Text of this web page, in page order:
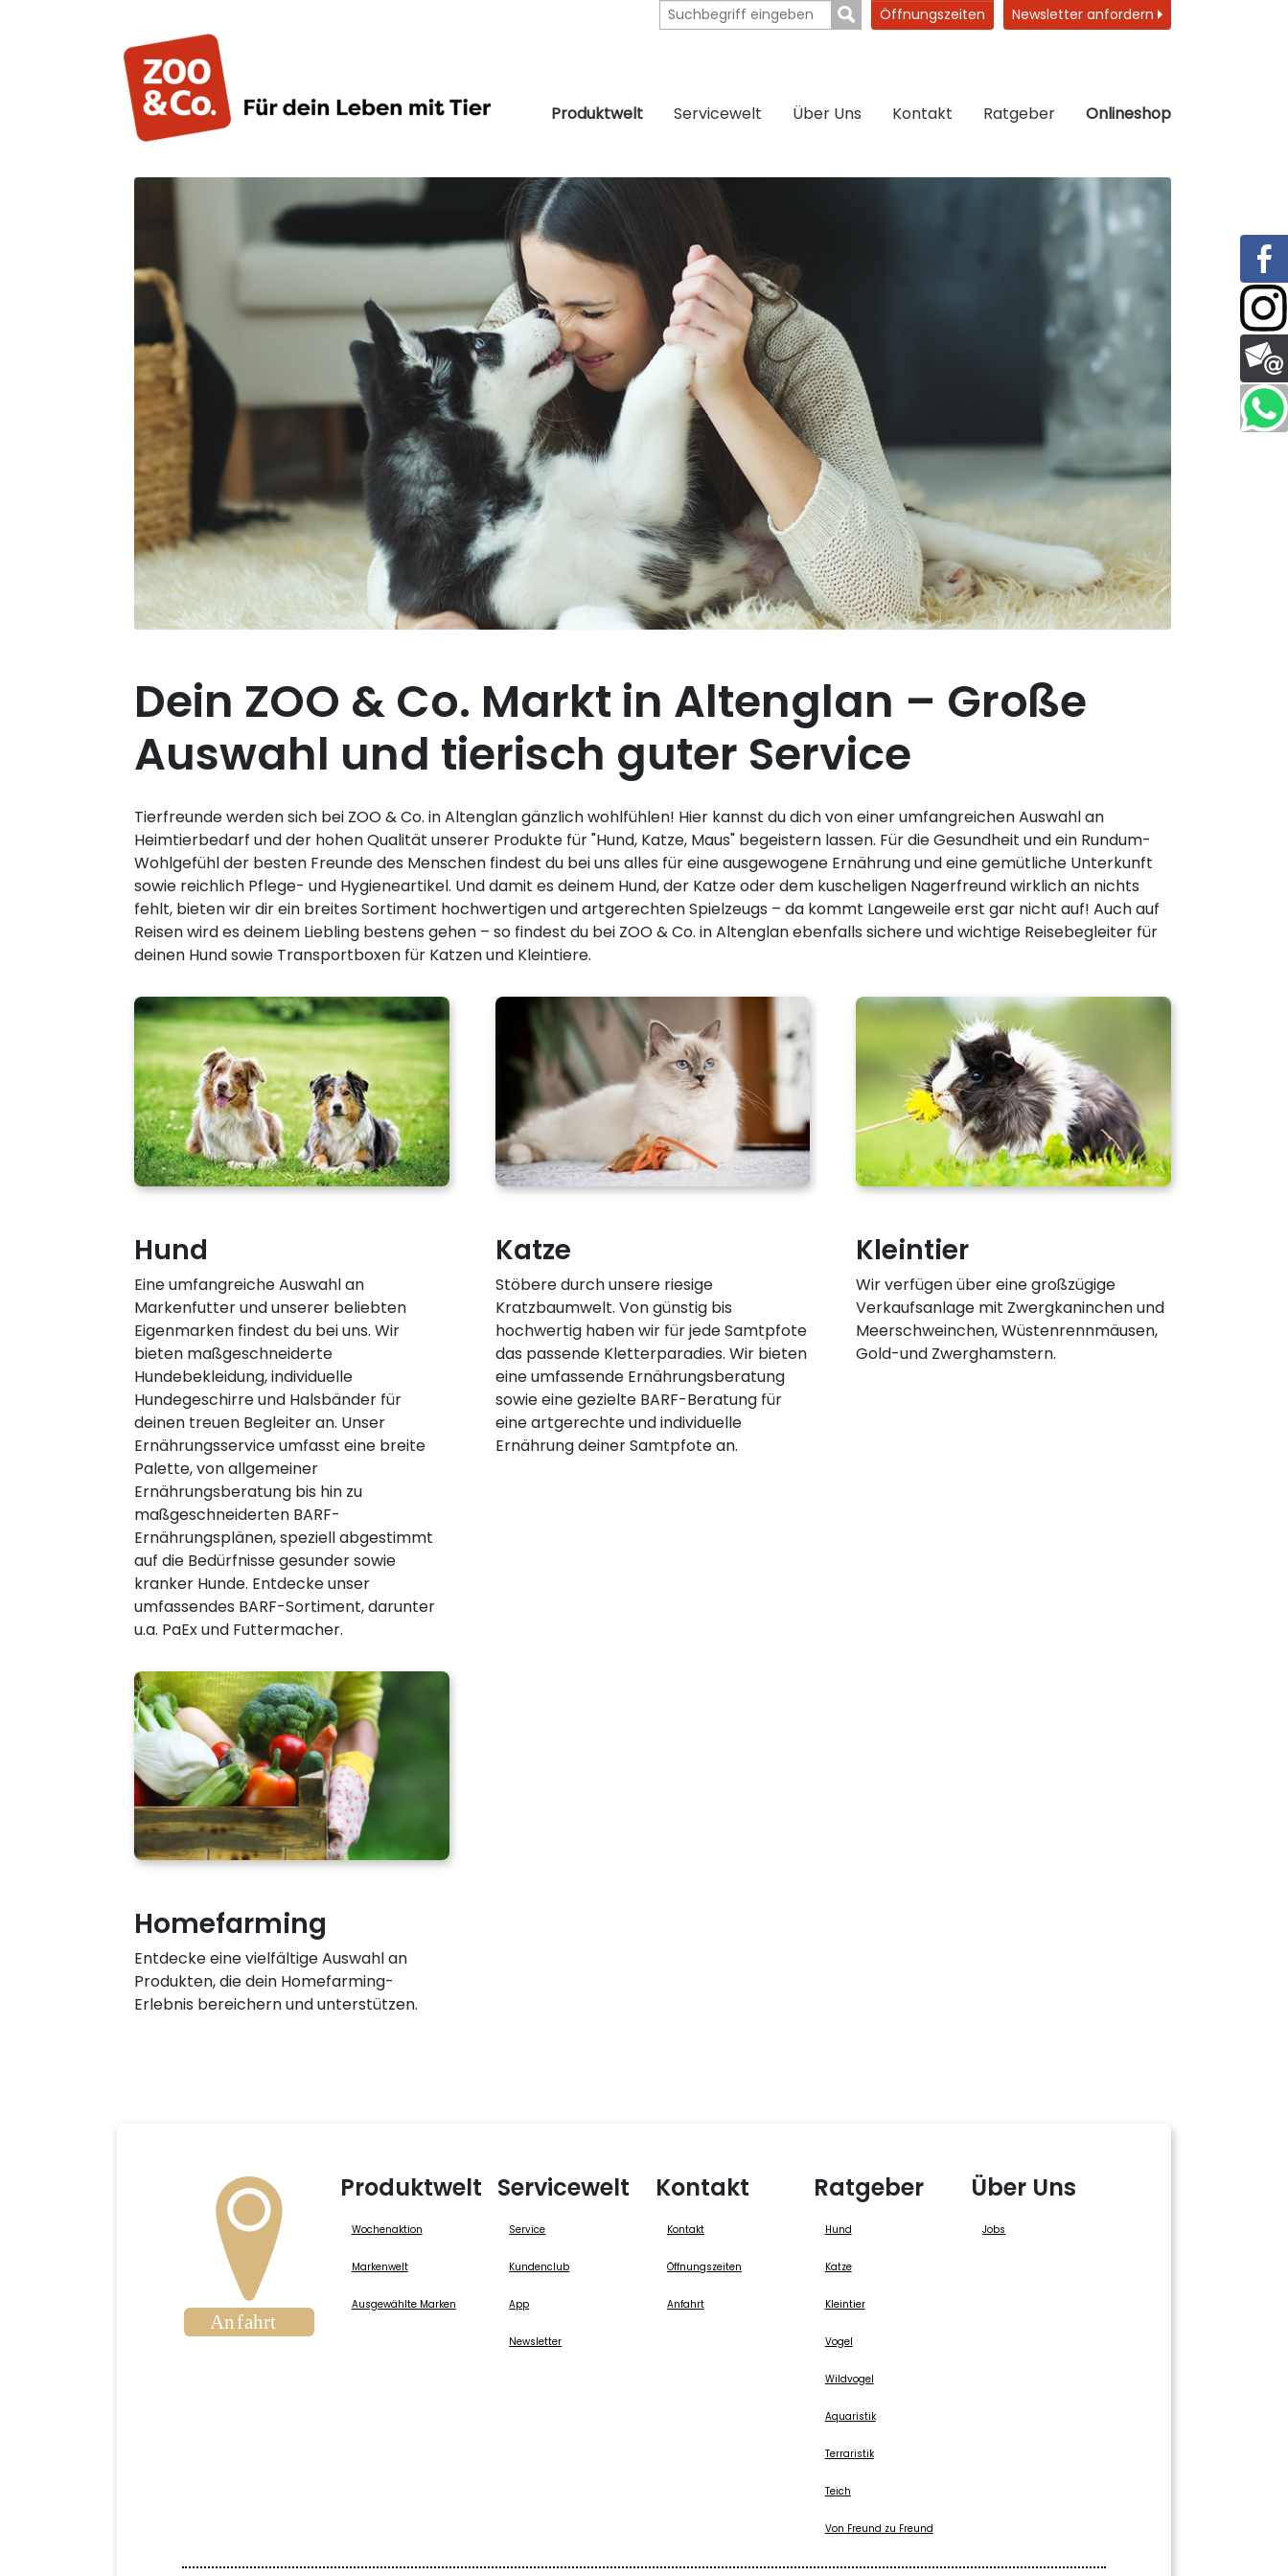
Öffnungszeiten Newsletter anfordern
Produktwelt Servicewelt Über Uns Kontakt Ratgeber Onlineshop
Dein ZOO & Co. Markt in Altenglan – Große
Auswahl und tierisch guter Service
Tierfreunde werden sich bei ZOO & Co. in Altenglan gänzlich wohlfühlen! Hier kannst du dich von einer umfangreichen Auswahl an
Heimtierbedarf und der hohen Qualität unserer Produkte für "Hund, Katze, Maus" begeistern lassen. Für die Gesundheit und ein Rundum-
Wohlgefühl der besten Freunde des Menschen findest du bei uns alles für eine ausgewogene Ernährung und eine gemütliche Unterkunft
sowie reichlich Pflege- und Hygieneartikel. Und damit es deinem Hund, der Katze oder dem kuscheligen Nagerfreund wirklich an nichts
fehlt, bieten wir dir ein breites Sortiment hochwertigen und artgerechten Spielzeugs – da kommt Langeweile erst gar nicht auf! Auch auf
Reisen wird es deinem Liebling bestens gehen – so findest du bei ZOO & Co. in Altenglan ebenfalls sichere und wichtige Reisebegleiter für
deinen Hund sowie Transportboxen für Katzen und Kleintiere.
Hund
Eine umfangreiche Auswahl an
Markenfutter und unserer beliebten
Eigenmarken findest du bei uns. Wir
bieten maßgeschneiderte
Hundebekleidung, individuelle
Hundegeschirre und Halsbänder für
deinen treuen Begleiter an. Unser
Ernährungsservice umfasst eine breite
Palette, von allgemeiner
Ernährungsberatung bis hin zu
maßgeschneiderten BARF-
Ernährungsplänen, speziell abgestimmt
auf die Bedürfnisse gesunder sowie
kranker Hunde. Entdecke unser
umfassendes BARF-Sortiment, darunter
u.a. PaEx und Futtermacher.
Katze
Stöbere durch unsere riesige
Kratzbaumwelt. Von günstig bis
hochwertig haben wir für jede Samtpfote
das passende Kletterparadies. Wir bieten
eine umfassende Ernährungsberatung
sowie eine gezielte BARF-Beratung für
eine artgerechte und individuelle
Ernährung deiner Samtpfote an.
Kleintier
Wir verfügen über eine großzügige
Verkaufsanlage mit Zwergkaninchen und
Meerschweinchen, Wüstenrennmäusen,
Gold-und Zwerghamstern.
Homefarming
Entdecke eine vielfältige Auswahl an
Produkten, die dein Homefarming-
Erlebnis bereichern und unterstützen.
Produktwelt
Wochenaktion
Markenwelt
Ausgewählte Marken
Servicewelt
Service
Kundenclub
App
Newsletter
Kontakt
Kontakt
Öffnungszeiten
Anfahrt
Ratgeber
Hund
Katze
Kleintier
Vogel
Wildvogel
Aquaristik
Terraristik
Teich
Von Freund zu Freund
Über Uns
Jobs